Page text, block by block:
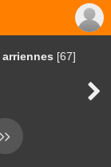
arriennes [67]
